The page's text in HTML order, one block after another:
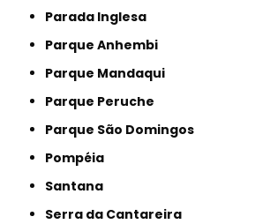
Parada Inglesa
Parque Anhembi
Parque Mandaqui
Parque Peruche
Parque São Domingos
Pompéia
Santana
Serra da Cantareira